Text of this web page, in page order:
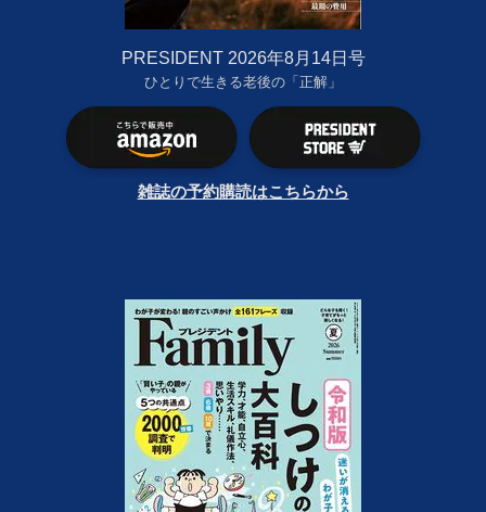
PRESIDENT 2026年8月14日号
ひとりで生きる老後の「正解」
雑誌の予約購読はこちらから